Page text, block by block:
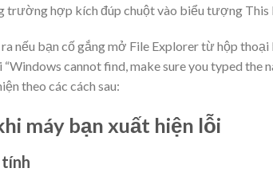
trường hợp kích đúp chuột vào biểu tượng This
nếu bạn cố gắng mở File Explorer từ hộp
“Windows cannot find, make sure you typed the
theo các cách sau:
máy bạn xuất hiện lỗi